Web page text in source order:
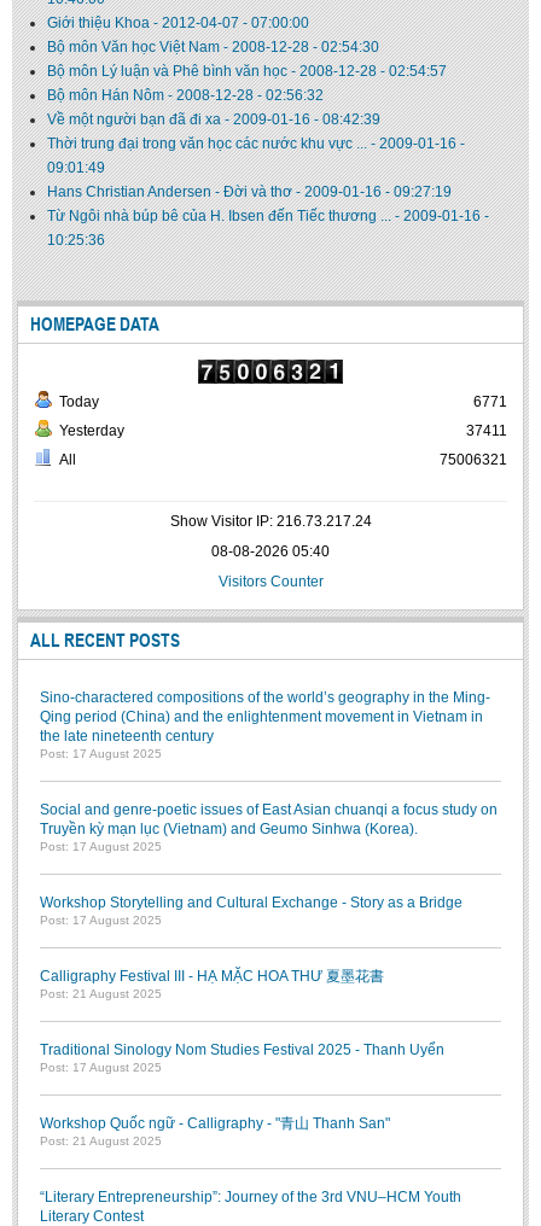
Giới thiệu Khoa-2012-04-07 - 07:00:00
Bộ môn Văn học Việt Nam-2008-12-28 - 02:54:30
Bộ môn Lý luận và Phê bình văn học-2008-12-28 - 02:54:57
Bộ môn Hán Nôm-2008-12-28 - 02:56:32
Về một người bạn đã đi xa-2009-01-16 - 08:42:39
Thời trung đại trong văn học các nước khu vực ...-2009-01-16 -
09:01:49
Hans Christian Andersen - Đời và thơ-2009-01-16 - 09:27:19
Từ Ngôi nhà búp bê của H. Ibsen đến Tiếc thương ...-2009-01-16 -
10:25:36
HOMEPAGE DATA
Today
Yesterday
All
6771
37411
75006321
Show Visitor IP: 216.73.217.24
08-08-2026 05:40
Visitors Counter
ALL RECENT POSTS
Sino-charactered compositions of the world’s geography in the Ming-
Qing period (China) and the enlightenment movement in Vietnam in
the late nineteenth century
Post: 17 August 2025
Social and genre-poetic issues of East Asian chuanqi a focus study on
Truyền kỳ mạn lục (Vietnam) and Geumo Sinhwa (Korea).
Post: 17 August 2025
Workshop Storytelling and Cultural Exchange - Story as a Bridge
Post: 17 August 2025
Calligraphy Festival III - HẠ MẶC HOA THƯ 夏墨花書
Post: 21 August 2025
Traditional Sinology Nom Studies Festival 2025 - Thanh Uyển
Post: 17 August 2025
Workshop Quốc ngữ - Calligraphy - "青山 Thanh San"
Post: 21 August 2025
“Literary Entrepreneurship”: Journey of the 3rd VNU–HCM Youth
Literary Contest